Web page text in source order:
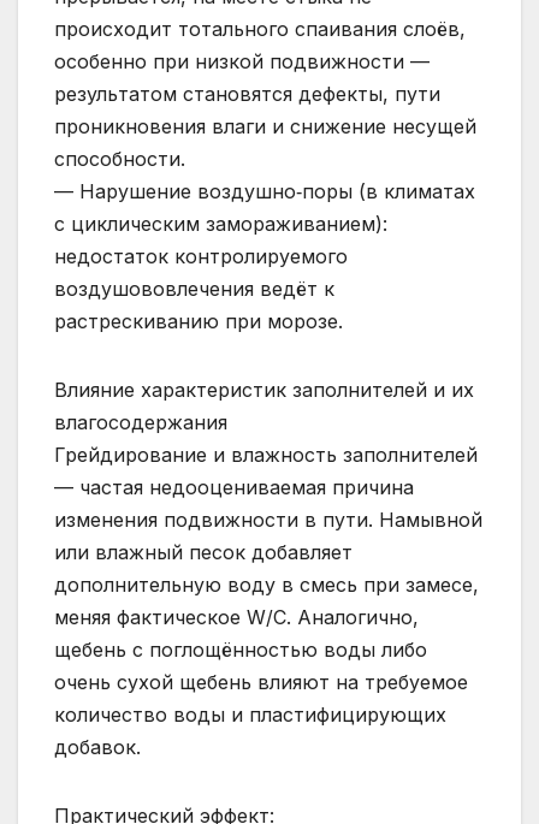
происходит тотального спаивания слоёв,
особенно при низкой подвижности —
результатом становятся дефекты, пути
проникновения влаги и снижение несущей
способности.
— Нарушение воздушно‑поры (в климатах
с циклическим замораживанием):
недостаток контролируемого
воздушововлечения ведёт к
растрескиванию при морозе.
Влияние характеристик заполнителей и их
влагосодержания
Грейдирование и влажность заполнителей
— частая недооцениваемая причина
изменения подвижности в пути. Намывной
или влажный песок добавляет
дополнительную воду в смесь при замесе,
меняя фактическое W/C. Аналогично,
щебень с поглощённостью воды либо
очень сухой щебень влияют на требуемое
количество воды и пластифицирующих
добавок.
Практический эффект: